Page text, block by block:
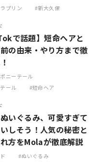
プリン 新大久保
で話題】短命ヘアと
の由来・やり方まで徹
ニーテール
ール
短命ヘア
いぐるみ、可愛すぎて
しそう！人気の秘密と
方をMolaが徹底解説
ぬいぐるみ